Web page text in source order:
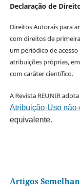
Declaração de
Direitos Autorais para
com direitos de
um periódico de
atribuições próprias,
com caráter científico.
A Revista REUNIR
Atribuição-Uso
equivalente.
Artigos